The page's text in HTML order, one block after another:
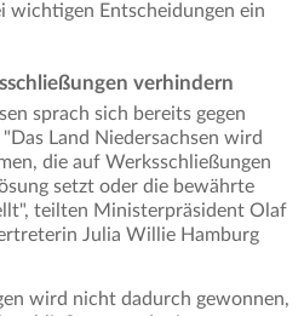
wichtigen Entscheidungen ein
verhindern
sprach sich bereits gegen
Land Niedersachsen wird
die auf Werksschließungen
setzt oder die bewährte
teilten Ministerpräsident Olaf
Julia Willie Hamburg
wird nicht dadurch gewonnen,